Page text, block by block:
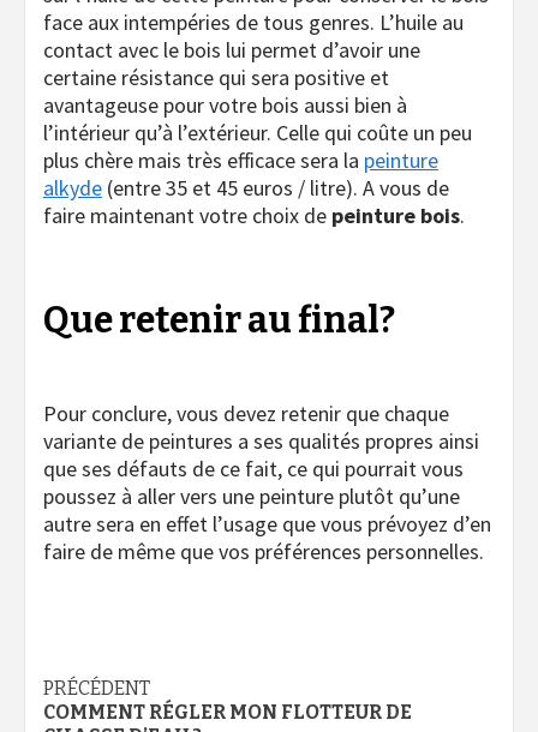
face aux intempéries de tous genres. L’huile au
contact avec le bois lui permet d’avoir une
certaine résistance qui sera positive et
avantageuse pour votre bois aussi bien à
l’intérieur qu’à l’extérieur. Celle qui coûte un peu
plus chère mais très efficace sera la peinture
alkyde (entre 35 et 45 euros / litre). A vous de
faire maintenant votre choix de peinture bois.
Que retenir au final?
Pour conclure, vous devez retenir que chaque
variante de peintures a ses qualités propres ainsi
que ses défauts de ce fait, ce qui pourrait vous
poussez à aller vers une peinture plutôt qu’une
autre sera en effet l’usage que vous prévoyez d’en
faire de même que vos préférences personnelles.
Navigation
PRÉCÉDENT
COMMENT RÉGLER MON FLOTTEUR DE